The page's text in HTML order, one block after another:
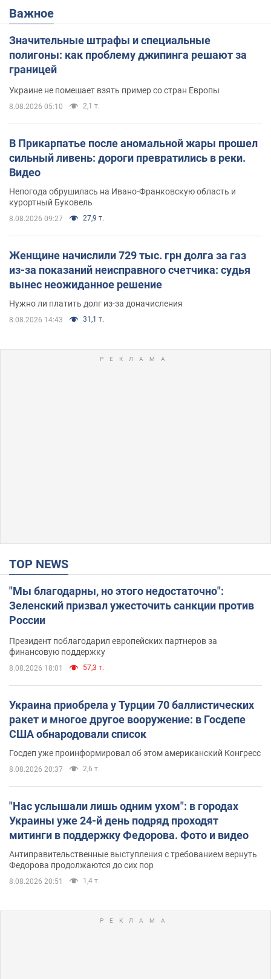
Важное
Значительные штрафы и специальные
полигоны: как проблему джипинга решают за
границей
Украине не помешает взять пример со стран Европы
8.08.2026 05:10 2,1 т.
В Прикарпатье после аномальной жары прошел
сильный ливень: дороги превратились в реки.
Видео
Непогода обрушилась на Ивано-Франковскую область и
курортный Буковель
8.08.2026 09:27 27,9 т.
Женщине начислили 729 тыс. грн долга за газ
из-за показаний неисправного счетчика: судья
вынес неожиданное решение
Нужно ли платить долг из-за доначисления
8.08.2026 14:43 31,1 т.
TOP NEWS
"Мы благодарны, но этого недостаточно":
Зеленский призвал ужесточить санкции против
России
Президент поблагодарил европейских партнеров за
финансовую поддержку
8.08.2026 18:01 57,3 т.
Украина приобрела у Турции 70 баллистических
ракет и многое другое вооружение: в Госдепе
США обнародовали список
Госдеп уже проинформировал об этом американский Конгресс
8.08.2026 20:37 2,6 т.
"Нас услышали лишь одним ухом": в городах
Украины уже 24-й день подряд проходят
митинги в поддержку Федорова. Фото и видео
Антиправительственные выступления с требованием вернуть
Федорова продолжаются до сих пор
8.08.2026 20:51 1,4 т.